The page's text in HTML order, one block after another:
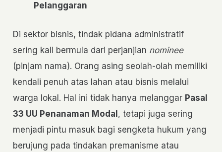
Pelanggaran
Di sektor bisnis, tindak pidana administratif
sering kali bermula dari perjanjian nominee
(pinjam nama). Orang asing seolah-olah memiliki
kendali penuh atas lahan atau bisnis melalui
warga lokal. Hal ini tidak hanya melanggar Pasal
33 UU Penanaman Modal, tetapi juga sering
menjadi pintu masuk bagi sengketa hukum yang
berujung pada tindakan premanisme atau